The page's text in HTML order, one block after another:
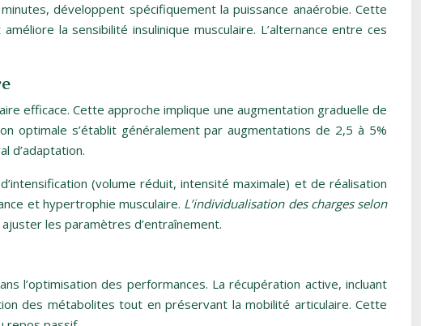
développent spécifiquement la puissance anaérobie. Cette
la sensibilité insulinique musculaire. L’alternance entre ces
efficace. Cette approche implique une augmentation graduelle de
optimale s’établit généralement par augmentations de 2,5 à 5%
d’adaptation.
(volume réduit, intensité maximale) et de réalisation
et hypertrophie musculaire. L’individualisation des charges selon
les paramètres d’entraînement.
l’optimisation des performances. La récupération active, incluant
des métabolites tout en préservant la mobilité articulaire. Cette